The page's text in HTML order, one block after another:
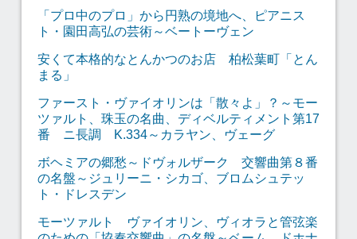
「プロ中のプロ」から円熟の境地へ、ピアニス
ト・園田高弘の芸術～ベートーヴェン
安くて本格的なとんかつのお店 柏松葉町「とん
まる」
ファースト・ヴァイオリンは「散々よ」？～モー
ツァルト、珠玉の名曲、ディベルティメント第17
番 ニ長調 K.334～カラヤン、ヴェーグ
ボヘミアの郷愁～ドヴォルザーク 交響曲第８番
の名盤～ジュリーニ・シカゴ、ブロムシュテッ
ト・ドレスデン
モーツァルト ヴァイオリン、ヴィオラと管弦楽